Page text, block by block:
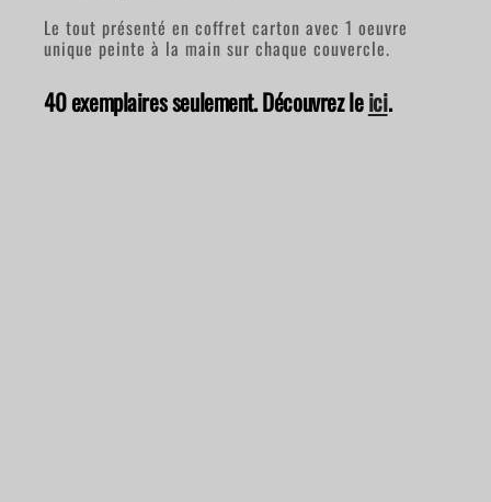
Le tout présenté en coffret carton avec 1 oeuvre
unique peinte à la main sur chaque couvercle.
40 exemplaires seulement. Découvrez leici.